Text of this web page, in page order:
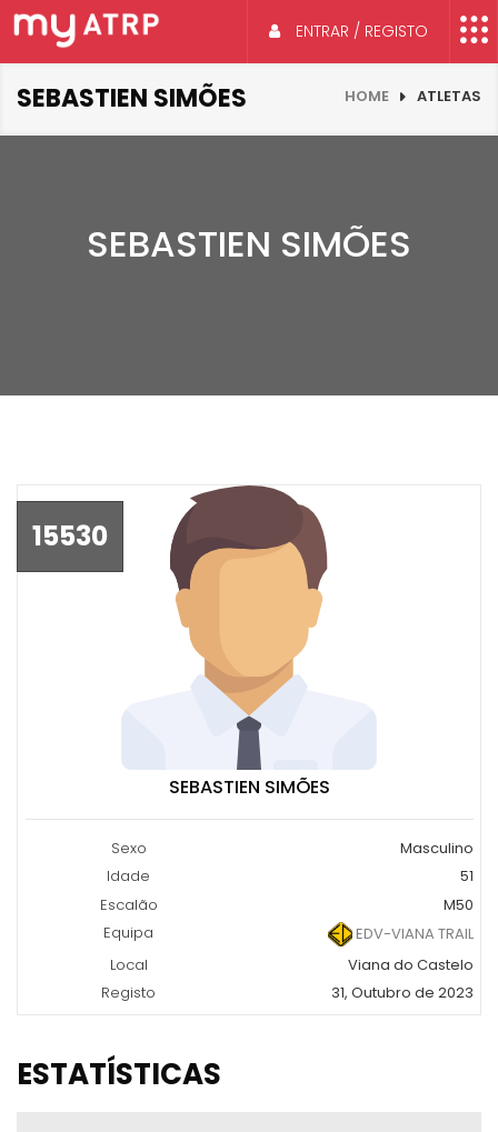
ENTRAR / REGISTO
SEBASTIEN SIMÕES HOME ATLETAS
SEBASTIEN SIMÕES
15530
SEBASTIEN SIMÕES
Sexo
Masculino
Idade
51
Escalão
M50
Equipa
EDV-VIANA TRAIL
Local
Viana do Castelo
Registo
31, Outubro de 2023
ESTATÍSTICAS